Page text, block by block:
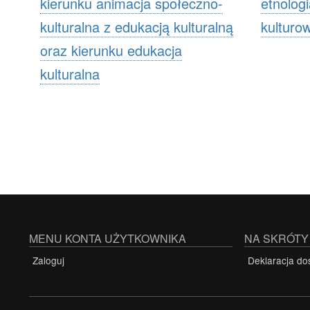
kulturalna z edukacją kulturalną
oraz kierunku edukacja
kulturalna
MENU KONTA UŻYTKOWNIKA
Zaloguj
NA SKRÓTY
Deklaracja